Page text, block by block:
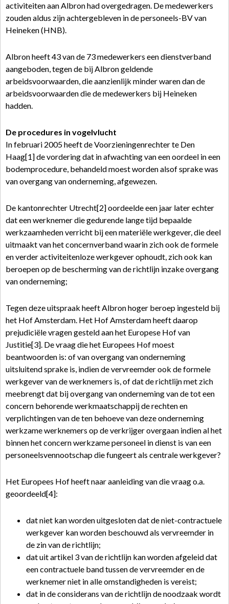
activiteiten aan Albron had overgedragen. De medewerkers
zouden aldus zijn achtergebleven in de personeels-BV van
Heineken (HNB).
Albron heeft 43 van de 73 medewerkers een dienstverband
aangeboden, tegen de bij Albron geldende
arbeidsvoorwaarden, die aanzienlijk minder waren dan de
arbeidsvoorwaarden die de medewerkers bij Heineken
hadden.
De procedures in vogelvlucht
In februari 2005 heeft de Voorzieningenrechter te Den
Haag[1] de vordering dat in afwachting van een oordeel in een
bodemprocedure, behandeld moest worden alsof sprake was
van overgang van onderneming, afgewezen.
De kantonrechter Utrecht[2] oordeelde een jaar later echter
dat een werknemer die gedurende lange tijd bepaalde
werkzaamheden verricht bij een materiële werkgever, die deel
uitmaakt van het concernverband waarin zich ook de formele
en verder activiteitenloze werkgever ophoudt, zich ook kan
beroepen op de bescherming van de richtlijn inzake overgang
van onderneming;
Tegen deze uitspraak heeft Albron hoger beroep ingesteld bij
het Hof Amsterdam. Het Hof Amsterdam heeft daarop
prejudiciële vragen gesteld aan het Europese Hof van
Justitie[3]. De vraag die het Europees Hof moest
beantwoorden is: of van overgang van onderneming
uitsluitend sprake is, indien de vervreemder ook de formele
werkgever van de werknemers is, of dat de richtlijn met zich
meebrengt dat bij overgang van onderneming van de tot een
concern behorende werkmaatschappij de rechten en
verplichtingen van de ten behoeve van deze onderneming
werkzame werknemers op de verkrijger overgaan indien al het
binnen het concern werkzame personeel in dienst is van een
personeelsvennootschap die fungeert als centrale werkgever?
Het Europees Hof heeft naar aanleiding van die vraag o.a.
geoordeeld[4]:
dat niet kan worden uitgesloten dat de niet-contractuele
werkgever kan worden beschouwd als vervreemder in
de zin van de richtlijn;
dat uit artikel 3 van de richtlijn kan worden afgeleid dat
een contractuele band tussen de vervreemder en de
werknemer niet in alle omstandigheden is vereist;
dat in de considerans van de richtlijn de noodzaak wordt